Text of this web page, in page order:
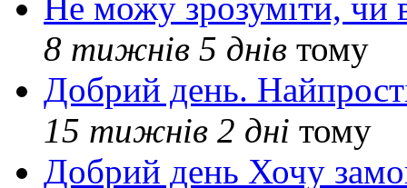
8 тижнів 5 днів тому
Добрий день.
15 тижнів 2 дні тому
Добрий день Хочу